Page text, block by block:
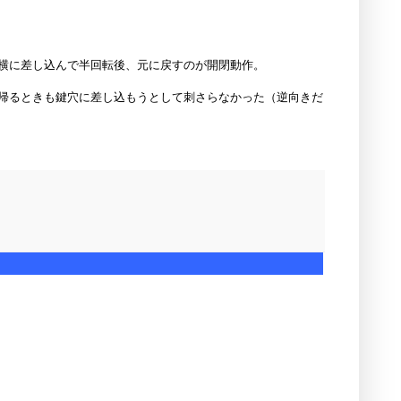
差し込んで半回転後、元に戻すのが開閉動作。
ときも鍵穴に差し込もうとして刺さらなかった（逆向きだ